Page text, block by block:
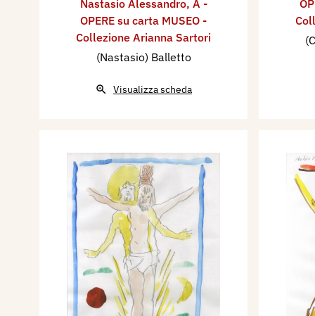
Nastasio Alessandro, A -
OPERE su carta MUSEO -
Collezione Arianna Sartori
(Nastasio) Balletto
Visualizza scheda